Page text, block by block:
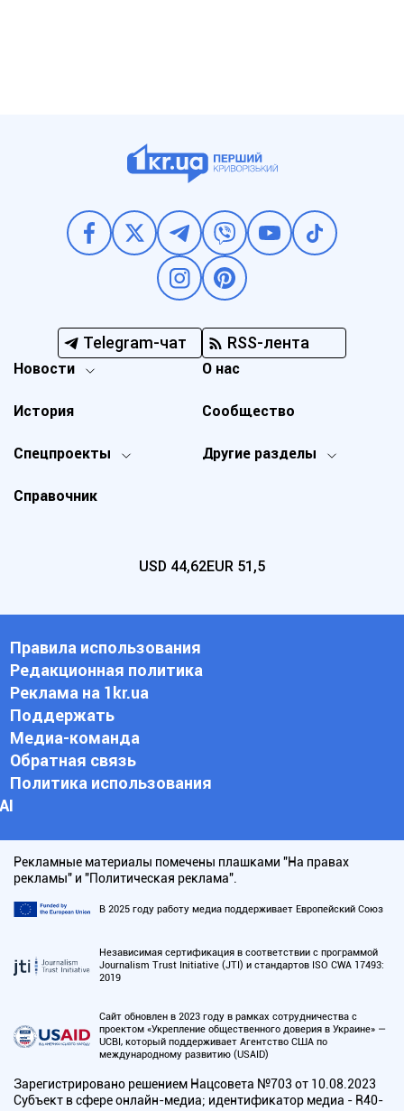
Telegram-чат RSS-лента
Новости
Спецпроекты Другие разделы
История
О нас
Справочник
Сообщество
USD 44,62EUR 51,5
Правила использования
Редакционная политика
Реклама на 1kr.ua
Поддержать
Медиа-команда
Обратная связь
Политика использования
АI
Рекламные материалы помечены плашками "На правах
рекламы" и "Политическая реклама".
В 2025 году работу медиа поддерживает Европейский Союз
Независимая сертификация в соответствии с программой
Journalism Trust Initiative (JTI) и стандартов ISO CWA 17493:
2019
Сайт обновлен в 2023 году в рамках сотрудничества с
проектом «Укрепление общественного доверия в Украине» —
UCBI, который поддерживает Агентство США по
международному развитию (USAID)
Зарегистрировано решением Нацсовета №703 от 10.08.2023
Субъект в сфере онлайн-медиа; идентификатор медиа - R40-